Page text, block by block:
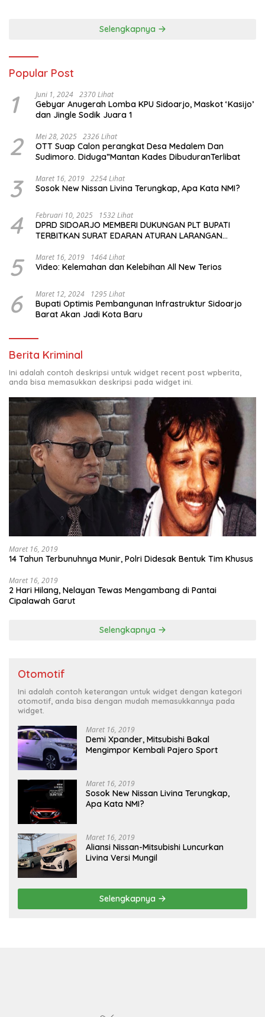
Selengkapnya
Popular Post
1 Juni 1, 2024 2370 Lihat
Gebyar Anugerah Lomba KPU Sidoarjo, Maskot ‘Kasijo’
dan Jingle Sodik Juara 1
2 Mei 28, 2025 2326 Lihat
OTT Suap Calon perangkat Desa Medalem Dan
Sudimoro. Diduga”Mantan Kades DibuduranTerlibat
3 Maret 16, 2019 2254 Lihat
Sosok New Nissan Livina Terungkap, Apa Kata NMI?
4 Februari 10, 2025 1532 Lihat
DPRD SIDOARJO MEMBERI DUKUNGAN PLT BUPATI
TERBITKAN SURAT EDARAN ATURAN LARANGAN
KELUAR KOTA
5 Maret 16, 2019 1464 Lihat
Video: Kelemahan dan Kelebihan All New Terios
6 Maret 12, 2024 1295 Lihat
Bupati Optimis Pembangunan Infrastruktur Sidoarjo
Barat Akan Jadi Kota Baru
Berita Kriminal
Ini adalah contoh deskripsi untuk widget recent post wpberita,
anda bisa memasukkan deskripsi pada widget ini.
Maret 16, 2019
14 Tahun Terbunuhnya Munir, Polri Didesak Bentuk Tim Khusus
Maret 16, 2019
2 Hari Hilang, Nelayan Tewas Mengambang di Pantai
Cipalawah Garut
Selengkapnya
Otomotif
Ini adalah contoh keterangan untuk widget dengan kategori
otomotif, anda bisa dengan mudah memasukkannya pada
widget.
Maret 16, 2019
Demi Xpander, Mitsubishi Bakal
Mengimpor Kembali Pajero Sport
Maret 16, 2019
Sosok New Nissan Livina Terungkap,
Apa Kata NMI?
Maret 16, 2019
Aliansi Nissan-Mitsubishi Luncurkan
Livina Versi Mungil
Selengkapnya